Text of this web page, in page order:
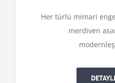
Her türlü mimari
merdiven